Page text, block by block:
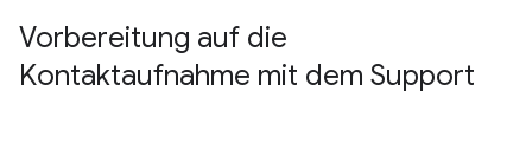
Vorbereitung auf die
Kontaktaufnahme mit dem Support